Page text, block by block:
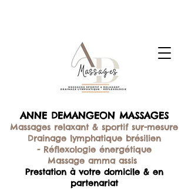
ANNE DEMANGEON MASSAGES
Massages relaxant & sportif sur-mesure
Drainage lymphatique brésilien
- Réflexologie énergétique
Massage amma assis
Prestation à votre domicile & en
partenariat